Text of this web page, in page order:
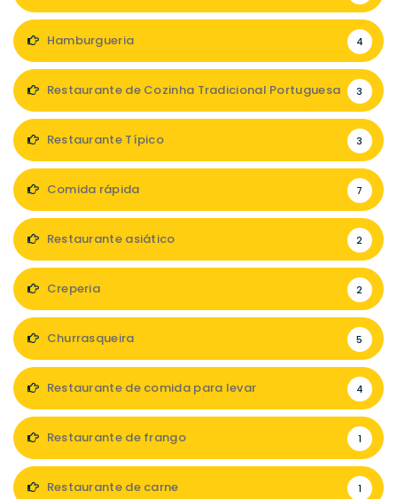
Hamburgueria 4
Restaurante de Cozinha Tradicional Portuguesa 3
Restaurante Típico 3
Comida rápida 7
Restaurante asiático 2
Creperia 2
Churrasqueira 5
Restaurante de comida para levar 4
Restaurante de frango 1
Restaurante de carne 1